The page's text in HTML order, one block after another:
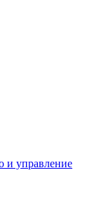
и управление